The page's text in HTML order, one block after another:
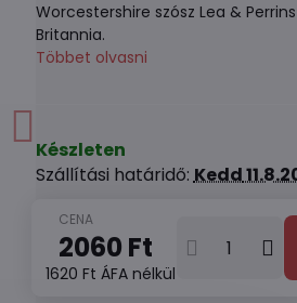
Worcestershire szósz Lea &
Britannia.
Többet olvasni
Készleten
Szállítási határidő:Kedd
2060 Ft
1620 Ft ÁFA nélkül